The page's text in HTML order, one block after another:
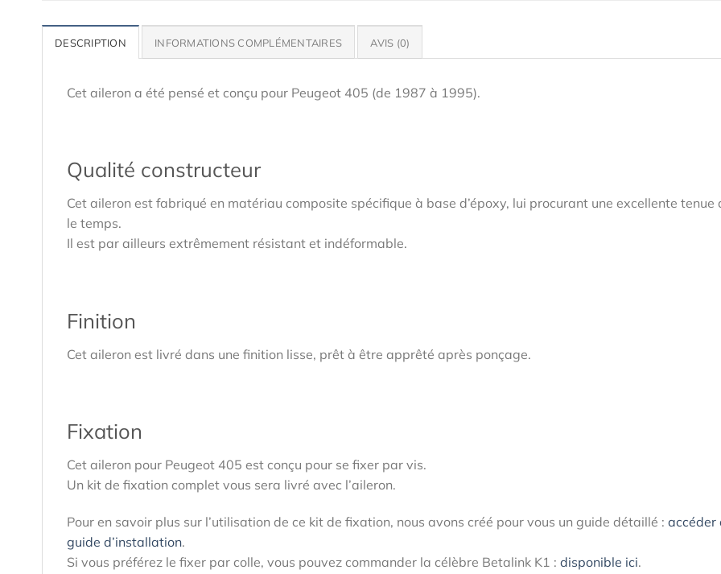
DESCRIPTION INFORMATIONS COMPLÉMENTAIRES AVIS (0)
Cet aileron a été pensé et conçu pour Peugeot 405 (de 1987 à 1995).
Qualité constructeur
Cet aileron est fabriqué en matériau composite spécifique à base d’époxy, lui procurant une excellente tenue
le temps.
Il est par ailleurs extrêmement résistant et indéformable.
Finition
Cet aileron est livré dans une finition lisse, prêt à être apprêté après ponçage.
Fixation
Cet aileron pour Peugeot 405 est conçu pour se fixer par vis.
Un kit de fixation complet vous sera livré avec l’aileron.
Pour en savoir plus sur l’utilisation de ce kit de fixation, nous avons créé pour vous un guide détaillé : accéder
guide d’installation.
Si vous préférez le fixer par colle, vous pouvez commander la célèbre Betalink K1 : disponible ici.